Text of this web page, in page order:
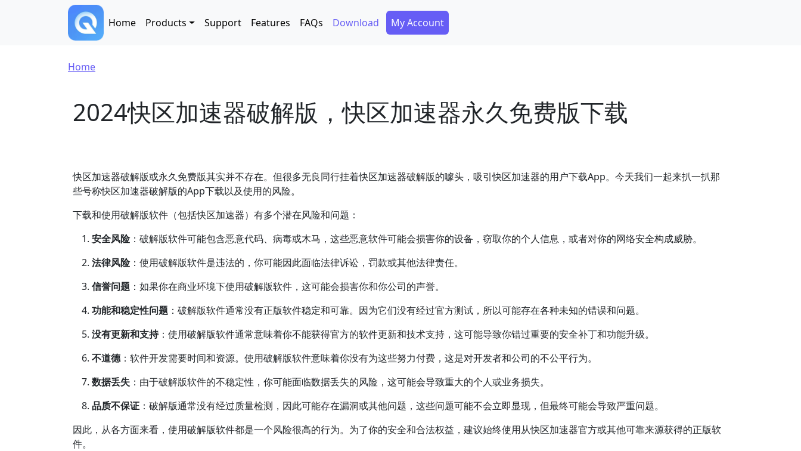
Skip to main content
Main navigation
Home Products Support Features FAQs Download Secondary Menu
My Account
Breadcrumb
Home
2024快区加速器破解版，快区加速器永久免费版下载
快区加速器破解版或永久免费版其实并不存在。但很多无良同行挂着快区加速器破解版的噱头，吸引快区加速器的用户下载App。今天我们一起来扒一扒那
些号称快区加速器破解版的App下载以及使用的风险。
下载和使用破解版软件（包括快区加速器）有多个潜在风险和问题：
安全风险：破解版软件可能包含恶意代码、病毒或木马，这些恶意软件可能会损害你的设备，窃取你的个人信息，或者对你的网络安全构成威胁。
法律风险：使用破解版软件是违法的，你可能因此面临法律诉讼，罚款或其他法律责任。
信誉问题 ：如果你在商业环境下使用破解版软件，这可能会损害你和你公司的声誉。
功能和稳定性问题 ：破解版软件通常没有正版软件稳定和可靠。因为它们没有经过官方测试，所以可能存在各种未知的错误和问题。
没有更新和支持：使用破解版软件通常意味着你不能获得官方的软件更新和技术支持，这可能导致你错过重要的安全补丁和功能升级。
不道德：软件开发需要时间和资源。使用破解版软件意味着你没有为这些努力付费，这是对开发者和公司的不公平行为。
数据丢失 ：由于破解版软件的不稳定性，你可能面临数据丢失的风险，这可能会导致重大的个人或业务损失。
品质不保证 ：破解版通常没有经过质量检测，因此可能存在漏洞或其他问题，这些问题可能不会立即显现，但最终可能会导致严重问题。
因此，从各方面来看，使用破解版软件都是一个风险很高的行为。为了你的安全和合法权益，建议始终使用从快区加速器官方或其他可靠来源获得的正版软
件。